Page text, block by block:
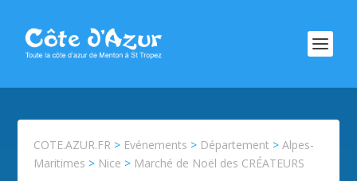
COTE.AZUR.FR > Evénements > Département >Alpes-
Maritimes > Nice > Marché de Noël des CRÉATEURS